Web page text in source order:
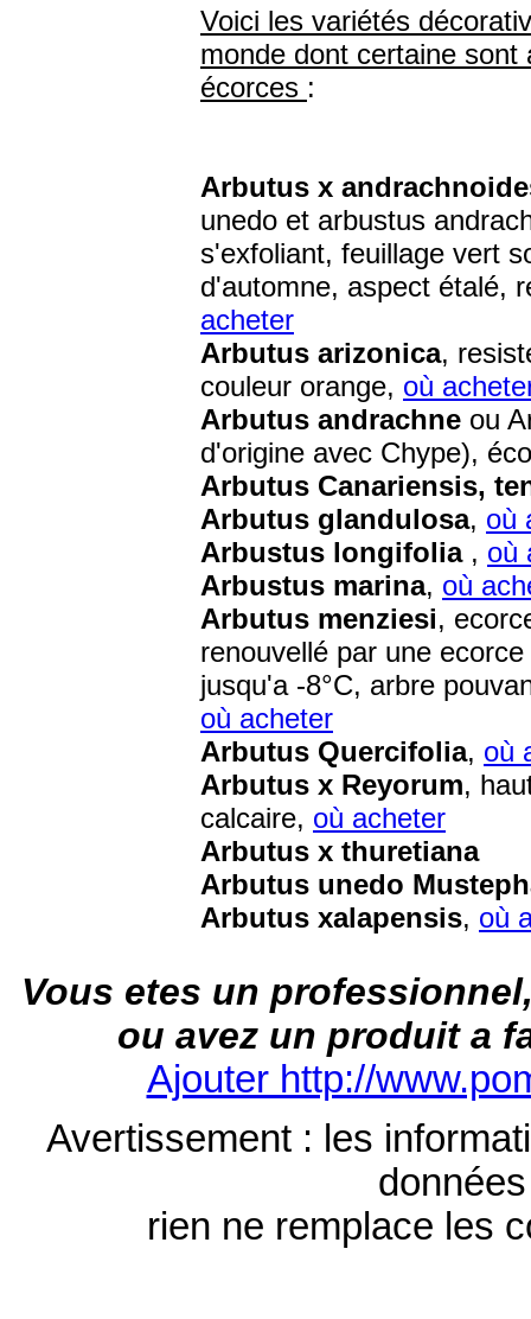
Voici les variétés
monde dont certaine
écorces :
Arbutus x
unedo et arbustus
s'exfoliant, feuillage vert
d'automne, aspect étalé,
acheter
Arbutus arizonica,
couleur orange, où
Arbutus andrachne ou
d'origine avec Chype),
Arbutus Canariensis,
Arbutus glandulosa, où
Arbustus longifolia , où
Arbustus marina, où
Arbutus menziesi,
renouvellé par une
jusqu'a -8°C, arbre
où acheter
Arbutus Quercifolia, où
Arbutus x Reyorum,
calcaire, où acheter
Arbutus x thuretiana
Arbutus unedo
Arbutus xalapensis, où
Vous etes un
ou avez un produit a
Ajouter http://
Avertissement : les
rien ne remplace les